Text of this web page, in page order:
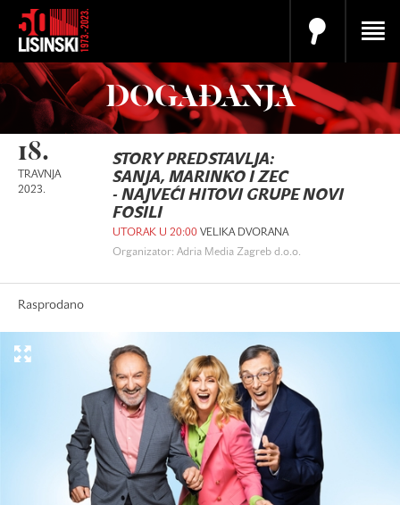
DOGAĐANJA
18.
TRAVNJA
2023.
STORY PREDSTAVLJA:
SANJA, MARINKO I ZEC
- NAJVEĆI HITOVI GRUPE NOVI
FOSILI
UTORAK U 20:00 VELIKA DVORANA
Organizator: Adria Media Zagreb d.o.o.
Rasprodano